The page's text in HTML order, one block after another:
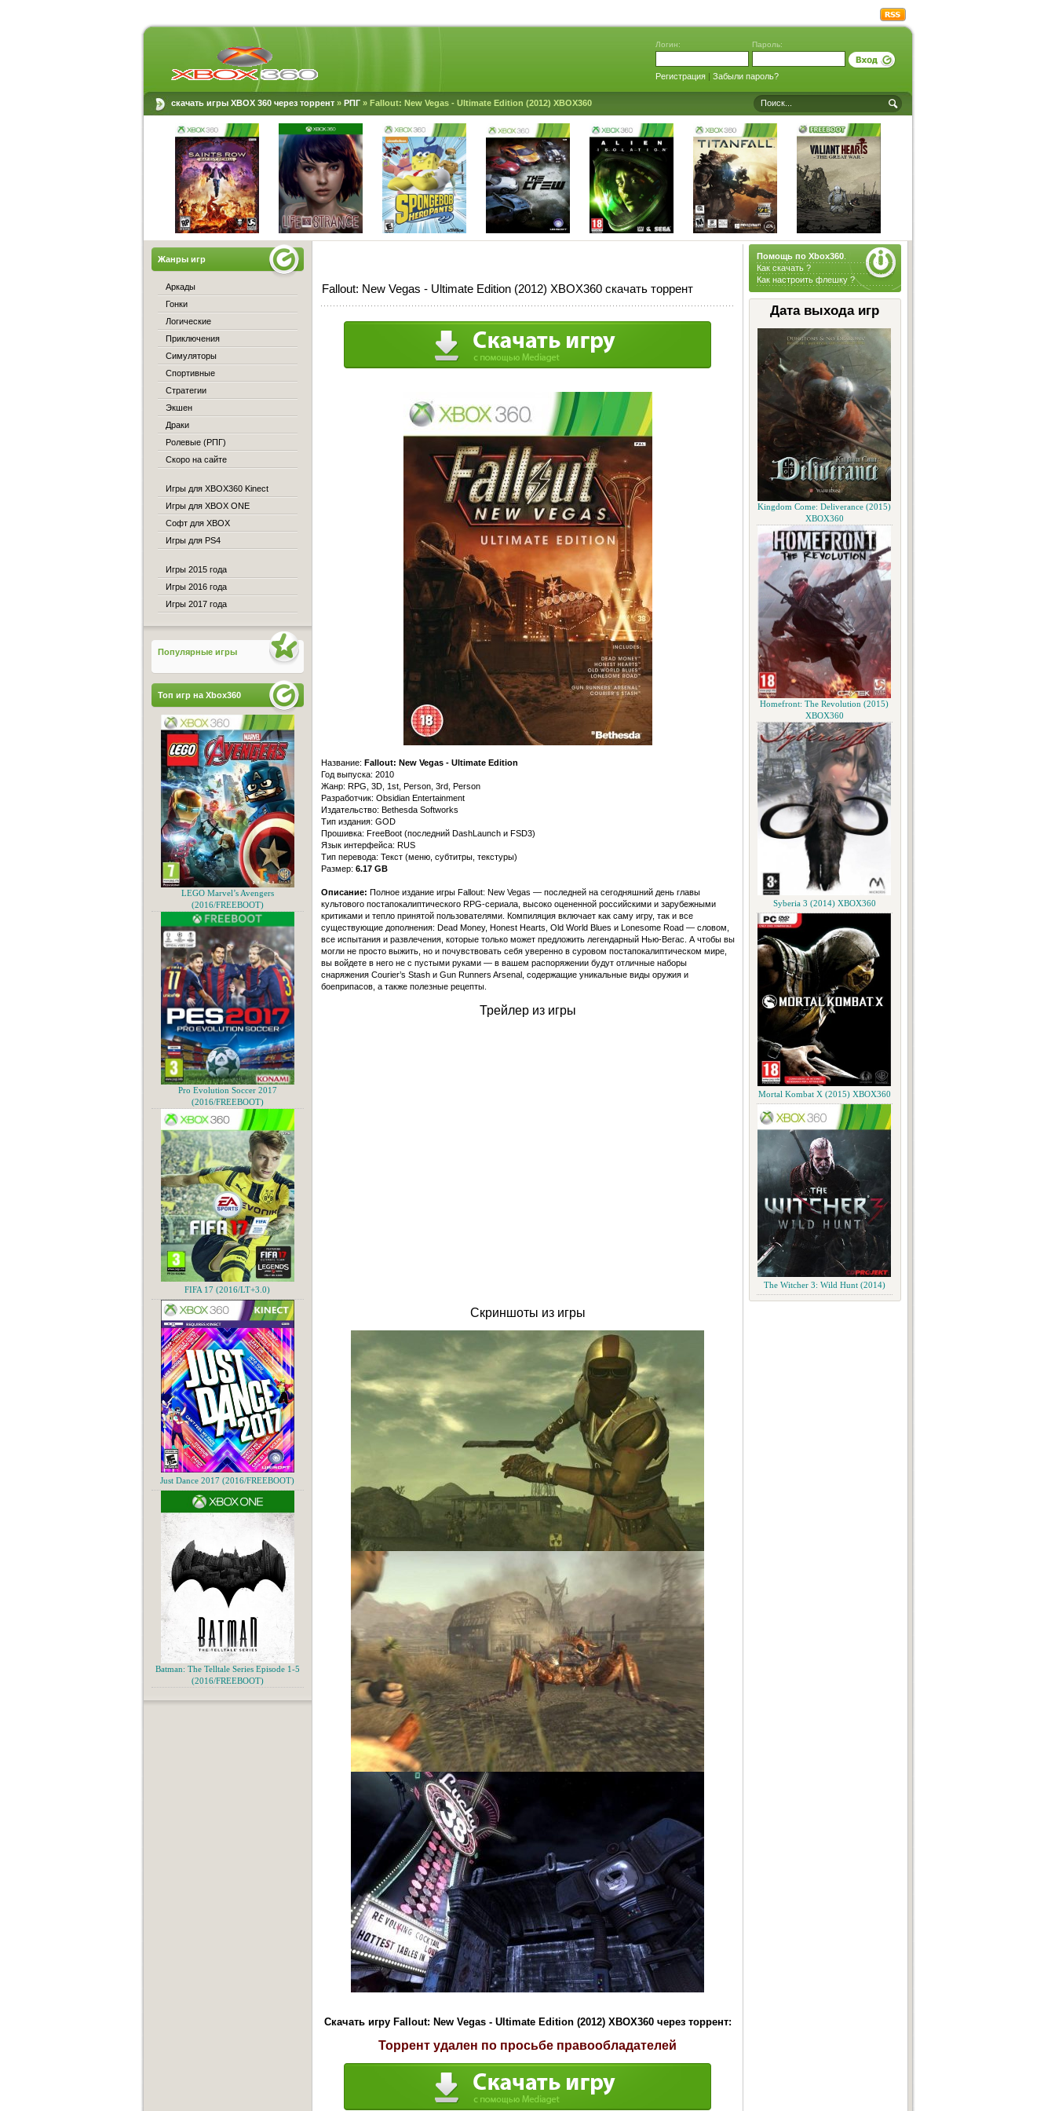
Логин: Пароль:
Регистрация| Забыли пароль?
скачать игры XBOX 360 через торрент» РПГ» Fallout: New Vegas - Ultimate Edition (2012) XBOX360
Помощь по Xbox360.
Как скачать ?
Как настроить флешку ?
Дата выхода игр
Kingdom Come: Deliverance (2015)
XBOX360
Homefront: The Revolution (2015)
XBOX360
Syberia 3 (2014) XBOX360
Mortal Kombat X (2015) XBOX360
The Witcher 3: Wild Hunt (2014)
Fallout: New Vegas - Ultimate Edition (2012) XBOX360 скачать торрент
Название: Fallout: New Vegas - Ultimate Edition
Год выпуска: 2010
Жанр: RPG, 3D, 1st, Person, 3rd, Person
Разработчик: Obsidian Entertainment
Издательство: Bethesda Softworks
Тип издания: GOD
Прошивка: FreeBoot (последний DashLaunch и FSD3)
Язык интерфейса: RUS
Тип перевода: Текст (меню, субтитры, текстуры)
Размер: 6.17 GB
Описание: Полное издание игры Fallout: New Vegas — последней на сегодняшний день главы
культового постапокалиптического RPG-сериала, высоко оцененной российскими и зарубежными
критиками и тепло принятой пользователями. Компиляция включает как саму игру, так и все
существующие дополнения: Dead Money, Honest Hearts, Old World Blues и Lonesome Road — словом,
все испытания и развлечения, которые только может предложить легендарный Нью-Вегас. А чтобы вы
могли не просто выжить, но и почувствовать себя уверенно в суровом постапокалиптическом мире,
вы войдете в него не с пустыми руками — в вашем распоряжении будут отличные наборы
снаряжения Courier’s Stash и Gun Runners Arsenal, содержащие уникальные виды оружия и
боеприпасов, а также полезные рецепты.
Трейлер из игры
Скриншоты из игры
Скачать игру Fallout: New Vegas - Ultimate Edition (2012) XBOX360 через торрент:
Торрент удален по просьбе правообладателей
Жанры игр
Аркады
Гонки
Логические
Приключения
Симуляторы
Спортивные
Стратегии
Экшен
Драки
Ролевые (РПГ)
Скоро на сайте
Игры для XBOX360 Kinect
Игры для XBOX ONE
Софт для XBOX
Игры для PS4
Игры 2015 года
Игры 2016 года
Игры 2017 года
Популярные игры
Топ игр на Xbox360
LEGO Marvel’s Avengers
(2016/FREEBOOT)
Pro Evolution Soccer 2017
(2016/FREEBOOT)
FIFA 17 (2016/LT+3.0)
Just Dance 2017 (2016/FREEBOOT)
Batman: The Telltale Series Episode 1-5
(2016/FREEBOOT)